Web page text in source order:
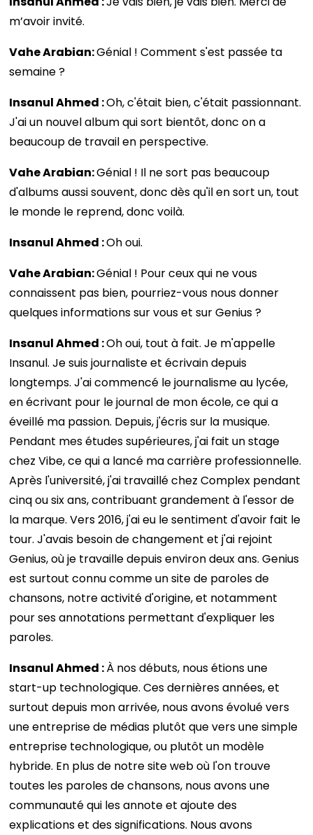
m’avoir invité.
Vahe Arabian:Génial ! Comment s'est passée ta
semaine ?
Insanul Ahmed :Oh, c'était bien, c'était passionnant.
J'ai un nouvel album qui sort bientôt, donc on a
beaucoup de travail en perspective.
Vahe Arabian:Génial ! Il ne sort pas beaucoup
d'albums aussi souvent, donc dès qu'il en sort un, tout
le monde le reprend, donc voilà.
Insanul Ahmed :Oh oui.
Vahe Arabian:Génial ! Pour ceux qui ne vous
connaissent pas bien, pourriez-vous nous donner
quelques informations sur vous et sur Genius ?
Insanul Ahmed :Oh oui, tout à fait. Je m'appelle
Insanul. Je suis journaliste et écrivain depuis
longtemps. J'ai commencé le journalisme au lycée,
en écrivant pour le journal de mon école, ce qui a
éveillé ma passion. Depuis, j'écris sur la musique.
Pendant mes études supérieures, j'ai fait un stage
chez Vibe, ce qui a lancé ma carrière professionnelle.
Après l'université, j'ai travaillé chez Complex pendant
cinq ou six ans, contribuant grandement à l'essor de
la marque. Vers 2016, j'ai eu le sentiment d'avoir fait le
tour. J'avais besoin de changement et j'ai rejoint
Genius, où je travaille depuis environ deux ans. Genius
est surtout connu comme un site de paroles de
chansons, notre activité d'origine, et notamment
pour ses annotations permettant d'expliquer les
paroles.
Insanul Ahmed :À nos débuts, nous étions une
start-up technologique. Ces dernières années, et
surtout depuis mon arrivée, nous avons évolué vers
une entreprise de médias plutôt que vers une simple
entreprise technologique, ou plutôt un modèle
hybride. En plus de notre site web où l'on trouve
toutes les paroles de chansons, nous avons une
communauté qui les annote et ajoute des
explications et des significations. Nous avons